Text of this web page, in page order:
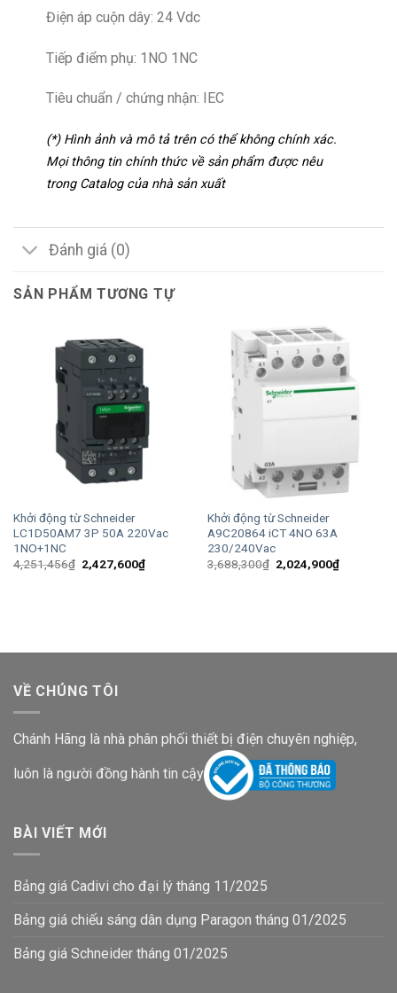
Điện áp cuộn dây: 24 Vdc
Tiếp điểm phụ: 1NO 1NC
Tiêu chuẩn / chứng nhận: IEC
(*) Hình ảnh và mô tả trên có thể không chính xác.
Mọi thông tin chính thức về sản phẩm được nêu
trong Catalog của nhà sản xuất
Đánh giá (0)
SẢN PHẨM TƯƠNG TỰ
Khởi động từ Schneider
LC1D50AM7 3P 50A 220Vac
1NO+1NC
4,251,456₫ Giá
gốc
2,427,600₫Giá
hiện
Khởi động từ Schneider
A9C20864 iCT 4NO 63A
230/240Vac
3,688,300₫ Giá
gốc
2,024,900₫Giá
hiện
VỀ CHÚNG TÔI
Chánh Hãng là nhà phân phối thiết bị điện chuyên nghiệp,
luôn là người đồng hành tin cậy
BÀI VIẾT MỚI
Bảng giá Cadivi cho đại lý tháng 11/2025
Bảng giá chiếu sáng dân dụng Paragon tháng 01/2025
Bảng giá Schneider tháng 01/2025